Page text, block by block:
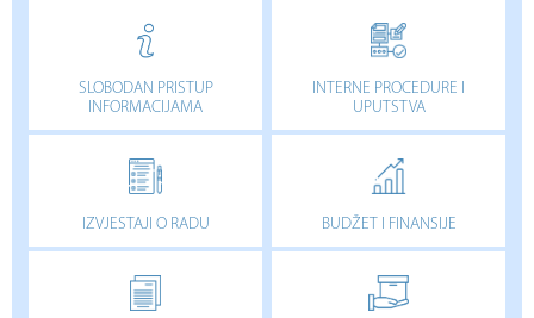
SLOBODAN PRISTUP
INFORMACIJAMA
INTERNE PROCEDURE I
UPUTSTVA
IZVJESTAJI O RADU BUDŽET I FINANSIJE